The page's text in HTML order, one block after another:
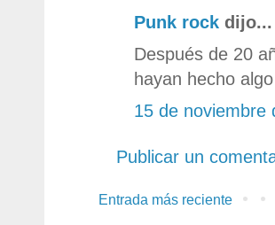
Punk rock dijo...
Después de 20
hayan hecho
15 de noviembre
Publicar un
Entrada más reciente